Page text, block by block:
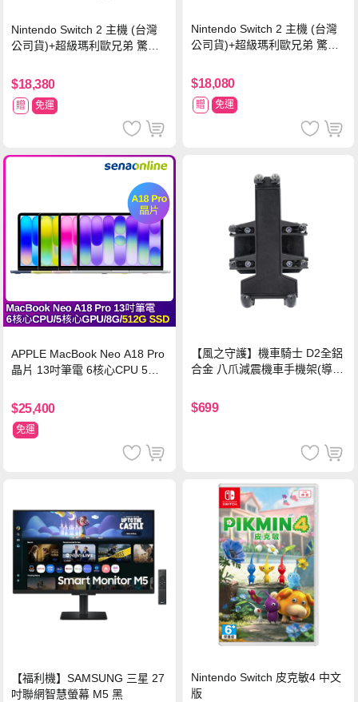
Nintendo Switch 2 主機 (台灣
公司貨)+超級瑪利歐兄弟 驚奇
器
$18,380
贈 免運
Nintendo Switch 2 主機 (台灣
公司貨)+超級瑪利歐兄弟 驚奇
球 狂熱 中文版
$18,080
贈 免運
APPLE MacBook Neo A18 Pro
晶片 13吋筆電 6核心CPU 5核
$25,400
免運
【風之守護】機車騎士 D2全鋁
合金 八爪減震機車手機架(導航
族)
$699
【福利機】SAMSUNG 三星 27
吋聯網智慧螢幕 M5 黑
Nintendo Switch 皮克敏4 中文
版